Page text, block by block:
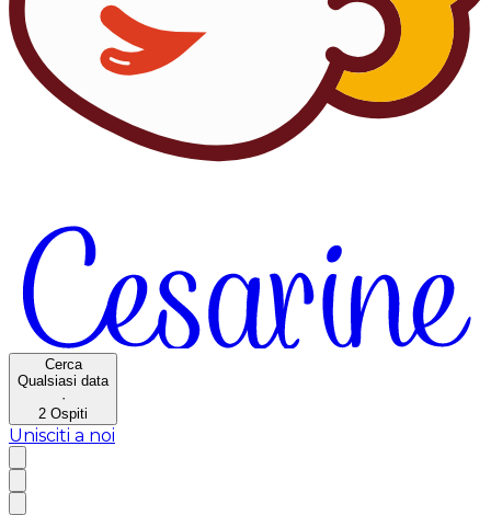
Cerca
Qualsiasi data
·
2 Ospiti
Unisciti a noi